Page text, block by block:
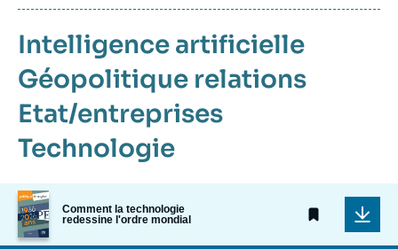
Intelligence artificielle
Géopolitique relations
Etat/entreprises
Technologie
Image
de
couverture
de
Comment la technologie
redessine l'ordre mondial